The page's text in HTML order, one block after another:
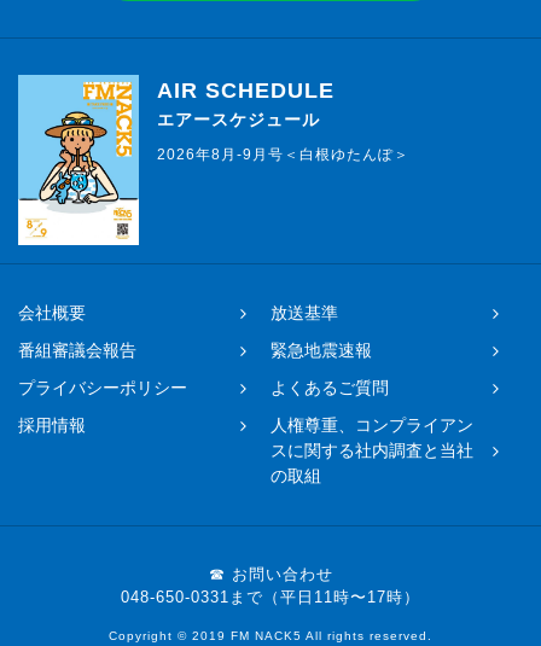
AIR SCHEDULE
エアースケジュール
2026年8月-9月号＜白根ゆたんぽ＞
会社概要
放送基準
番組審議会報告
緊急地震速報
プライバシーポリシー
よくあるご質問
採用情報
人権尊重、コンプライアン
スに関する社内調査と当社
の取組
☎ お問い合わせ
048-650-0331まで（平日11時〜17時）
Copyright © 2019 FM NACK5 All rights reserved.